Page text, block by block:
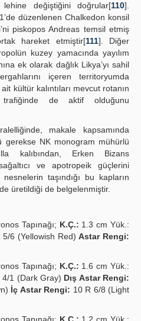
değiştiğini doğrular[110].
düzenlenen Chalkedon konsil
piskopos Andreas temsil etmiş
hareket etmiştir[111]. Diğer
kuzey yamacında yayılım
ek olarak dağlık Likya’yı sahil
içeren territoryumda
kültür kalıntıları mevcut rotanın
de aktif olduğunu
makale kapsamında
gerekse NK monogram mühürlü
kalıbından, Erken Bizans
ve apotropeik güçlerini
taşındığı bu kapların
üretildiği de belgelenmiştir.
Tapınağı; K.Ç.: 1.3 cm Yük.:
5/6 (Yellowish Red)Astar Rengi:
Tapınağı; K.Ç.: 1.6 cm Yük.:
4/1 (Dark Gray) Dış Astar Rengi:
İç Astar Rengi: 10 R 6/8 (Light